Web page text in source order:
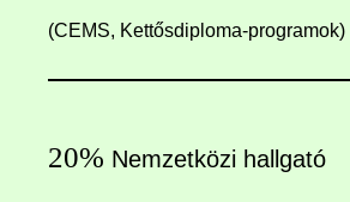
(CEMS, Kettősdiploma-programok)
20% Nemzetközi hallgató